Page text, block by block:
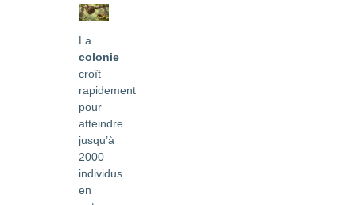
La
colonie
croît
rapidement
pour
atteindre
jusqu’à
2000
individus
en